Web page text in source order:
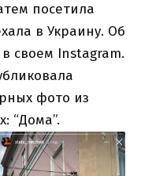
посетила
в Украину. Об
своем Instagram.
фото из
“Дома”.